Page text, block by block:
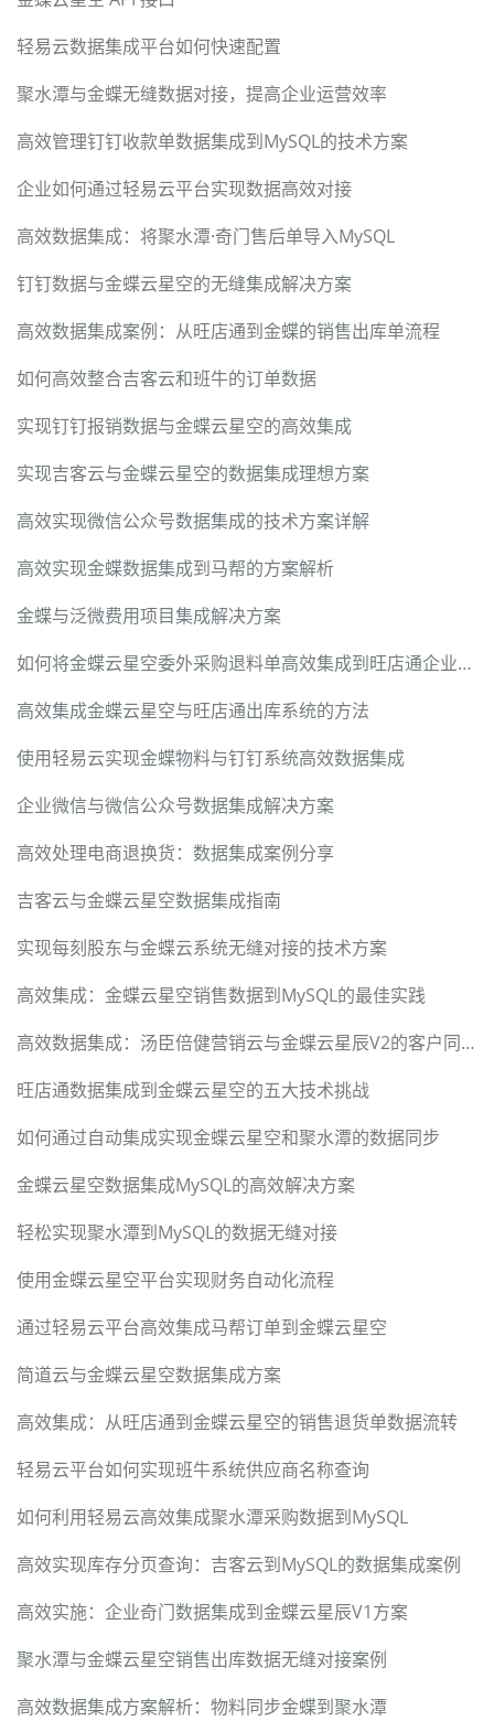
轻易云数据集成平台如何快速配置
聚水潭与金蝶无缝数据对接，提高企业运营效率
高效管理钉钉收款单数据集成到MySQL的技术方案
企业如何通过轻易云平台实现数据高效对接
高效数据集成：将聚水潭·奇门售后单导入MySQL
钉钉数据与金蝶云星空的无缝集成解决方案
高效数据集成案例：从旺店通到金蝶的销售出库单流程
如何高效整合吉客云和班牛的订单数据
实现钉钉报销数据与金蝶云星空的高效集成
实现吉客云与金蝶云星空的数据集成理想方案
高效实现微信公众号数据集成的技术方案详解
高效实现金蝶数据集成到马帮的方案解析
金蝶与泛微费用项目集成解决方案
如何将金蝶云星空委外采购退料单高效集成到旺店通企业奇门
高效集成金蝶云星空与旺店通出库系统的方法
使用轻易云实现金蝶物料与钉钉系统高效数据集成
企业微信与微信公众号数据集成解决方案
高效处理电商退换货：数据集成案例分享
吉客云与金蝶云星空数据集成指南
实现每刻股东与金蝶云系统无缝对接的技术方案
高效集成：金蝶云星空销售数据到MySQL的最佳实践
高效数据集成：汤臣倍健营销云与金蝶云星辰V2的客户同步方案
旺店通数据集成到金蝶云星空的五大技术挑战
如何通过自动集成实现金蝶云星空和聚水潭的数据同步
金蝶云星空数据集成MySQL的高效解决方案
轻松实现聚水潭到MySQL的数据无缝对接
使用金蝶云星空平台实现财务自动化流程
通过轻易云平台高效集成马帮订单到金蝶云星空
简道云与金蝶云星空数据集成方案
高效集成：从旺店通到金蝶云星空的销售退货单数据流转
轻易云平台如何实现班牛系统供应商名称查询
如何利用轻易云高效集成聚水潭采购数据到MySQL
高效实现库存分页查询：吉客云到MySQL的数据集成案例
高效实施：企业奇门数据集成到金蝶云星辰V1方案
聚水潭与金蝶云星空销售出库数据无缝对接案例
高效数据集成方案解析：物料同步金蝶到聚水潭